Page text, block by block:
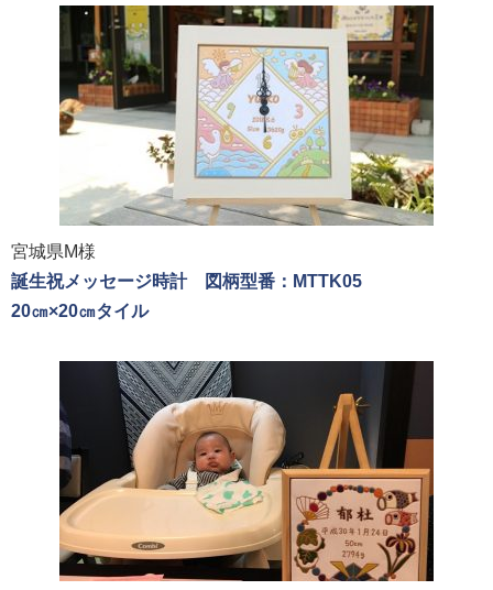
宮城県M様
誕生祝メッセージ時計 図柄型番：MTTK05
20㎝×20㎝タイル